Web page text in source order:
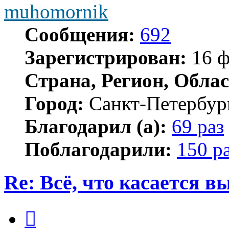
muhomornik
Сообщения: 692
Зарегистрирован: 16
Страна, Регион,
Город: Санкт-
Благодарил (а): 69 раз
Поблагодарили: 150
Re: Всё, что касается